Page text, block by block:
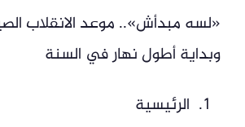
وبداية أطول نهار في السنة
الرئيسية